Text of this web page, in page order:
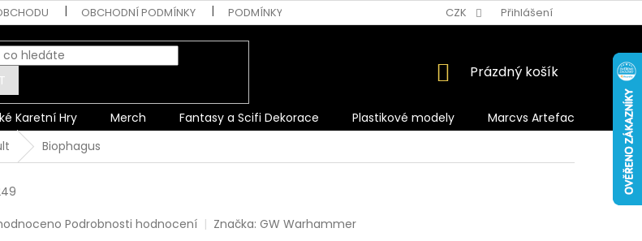
OBCHODNÍ PODMÍNKY PODMÍNKY OCHRANY OSOBNÍCH ÚDAJŮ CZK Přihlášení
NÁKUPNÍ
Prázdný košík
Karetní Hry Merch Fantasy a Scifi Dekorace Plastikové modely
Marcvs Artefacts
Biophagus
Podrobnosti hodnocení Značka: GW Warhammer